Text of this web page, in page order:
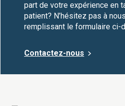
part de votre expérience en
patient? N’hésitez pas à
remplissant le formulaire ci-
Contactez-nous